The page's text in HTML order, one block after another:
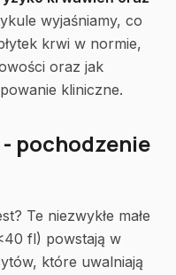
wyjaśniamy, co
krwi w normie,
oraz jak
kliniczne.
pochodzenie
Te niezwykłe małe
fl) powstają w
które uwalniają